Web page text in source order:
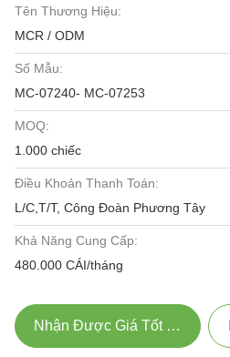
Tên Thương Hiệu:
MCR / ODM
Số Mẫu:
MC-07240- MC-07253
MOQ:
1.000 chiếc
Điều Khoản Thanh Toán:
L/C,T/T, Công Đoàn Phương Tây
Khả Năng Cung Cấp:
480.000 CÁI/tháng
Nhận Được Giá Tốt Nhất